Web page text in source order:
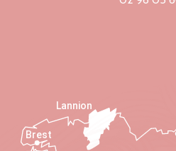
Lannion
Brest